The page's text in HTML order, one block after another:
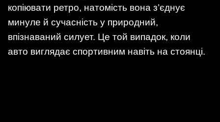
копіювати ретро, натомість вона з’єднує
минуле й сучасність у природний,
впізнаваний силует. Це той випадок, коли
авто виглядає спортивним навіть на стоянці.